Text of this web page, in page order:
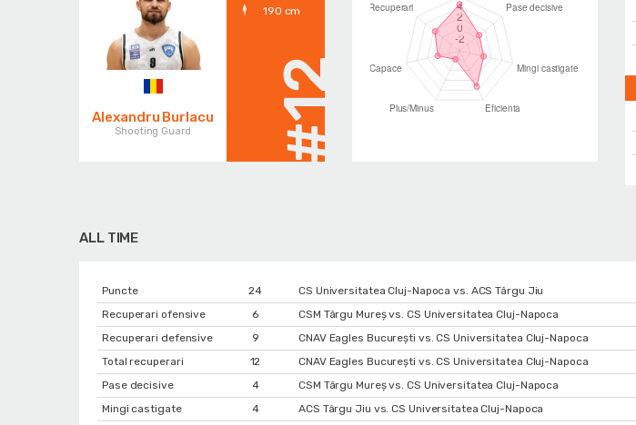
Alexandru Burlacu
Shooting Guard
190 cm
#12
ALL TIME
Puncte 24 CS Universitatea Cluj-Napoca vs. ACS Târgu Jiu
Recuperari ofensive
6 CSM Târgu Mureș vs. CS Universitatea Cluj-Napoca
Recuperari defensive
9 CNAV Eagles București vs. CS Universitatea Cluj-Napoca
Total recuperari
12 CNAV Eagles București vs. CS Universitatea Cluj-Napoca
Pase decisive
4 CSM Târgu Mureș vs. CS Universitatea Cluj-Napoca
Mingi castigate
4 ACS Târgu Jiu vs. CS Universitatea Cluj-Napoca